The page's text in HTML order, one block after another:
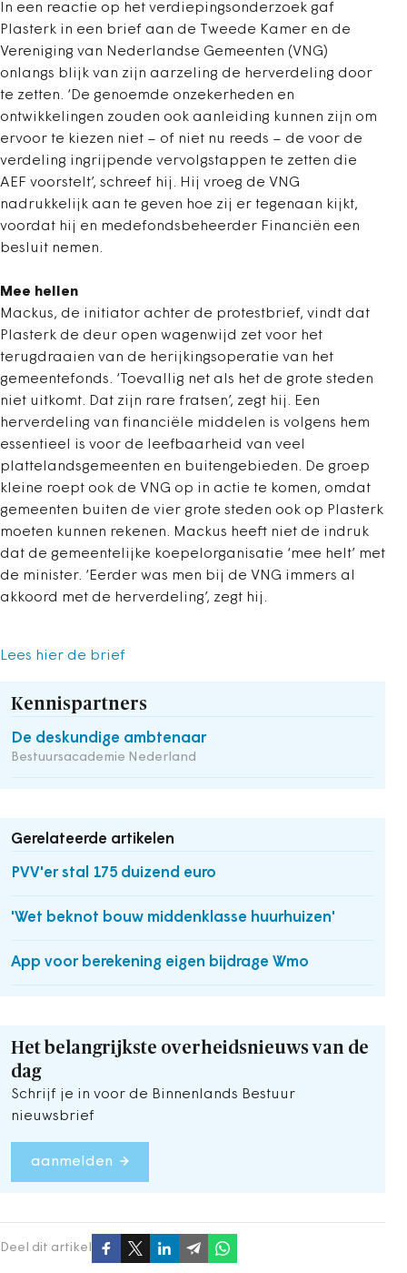
In een reactie op het verdiepingsonderzoek gaf
Plasterk in een brief aan de Tweede Kamer en de
Vereniging van Nederlandse Gemeenten (VNG)
onlangs blijk van zijn aarzeling de herverdeling door
te zetten. ‘De genoemde onzekerheden en
ontwikkelingen zouden ook aanleiding kunnen zijn om
ervoor te kiezen niet – of niet nu reeds – de voor de
verdeling ingrijpende vervolgstappen te zetten die
AEF voorstelt’, schreef hij. Hij vroeg de VNG
nadrukkelijk aan te geven hoe zij er tegenaan kijkt,
voordat hij en medefondsbeheerder Financiën een
besluit nemen.
Mee hellen
Mackus, de initiator achter de protestbrief, vindt dat
Plasterk de deur open wagenwijd zet voor het
terugdraaien van de herijkingsoperatie van het
gemeentefonds. ‘Toevallig net als het de grote steden
niet uitkomt. Dat zijn rare fratsen’, zegt hij. Een
herverdeling van financiële middelen is volgens hem
essentieel is voor de leefbaarheid van veel
plattelandsgemeenten en buitengebieden. De groep
kleine roept ook de VNG op in actie te komen, omdat
gemeenten buiten de vier grote steden ook op Plasterk
moeten kunnen rekenen. Mackus heeft niet de indruk
dat de gemeentelijke koepelorganisatie ‘mee helt’ met
de minister. ‘Eerder was men bij de VNG immers al
akkoord met de herverdeling’, zegt hij.
Lees hier de brief
Kennispartners
De deskundige ambtenaar
Bestuursacademie Nederland
Gerelateerde artikelen
PVV'er stal 175 duizend euro
'Wet beknot bouw middenklasse huurhuizen'
App voor berekening eigen bijdrage Wmo
Het belangrijkste overheidsnieuws van de
dag
Schrijf je in voor de Binnenlands Bestuur
nieuwsbrief
aanmelden
Deel dit artikel